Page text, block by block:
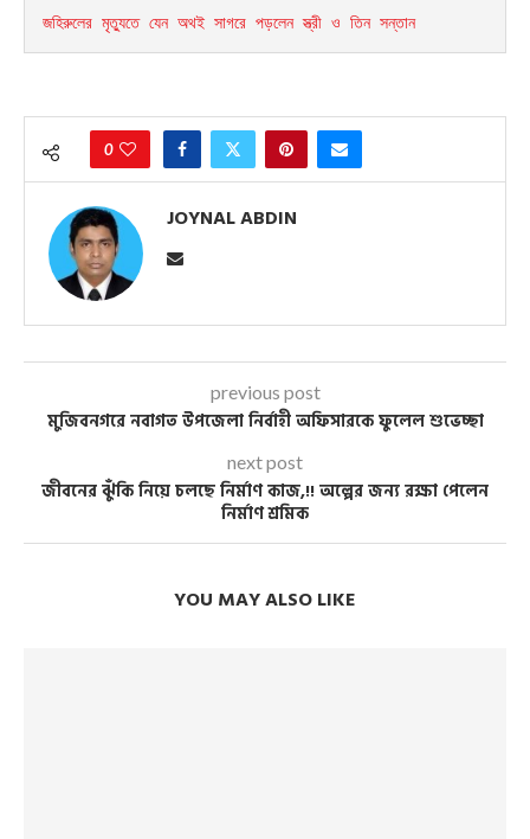
জহিরুলের মৃত্যুতে যেন অথই সাগরে পড়লেন স্ত্রী ও তিন সন্তান
0
JOYNAL ABDIN
previous post
মুজিবনগরে নবাগত উপজেলা নির্বাহী অফিসারকে ফুলেল শুভেচ্ছা
next post
জীবনের ঝুঁকি নিয়ে চলছে নির্মাণ কাজ,!! অল্পের জন্য রক্ষা পেলেন
নির্মাণ শ্রমিক
YOU MAY ALSO LIKE